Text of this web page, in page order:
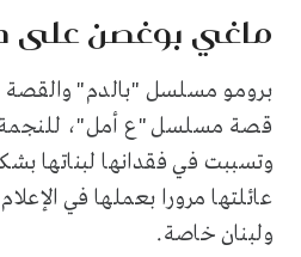
ماغي بوغصن على
برومو مسلسل "بالدم" والقصة
قصة مسلسل "ع أمل"، للنجمة
وتسببت في فقدانها لبناتها
عائلتها مرورا بعملها في
ولبنان خاصة.